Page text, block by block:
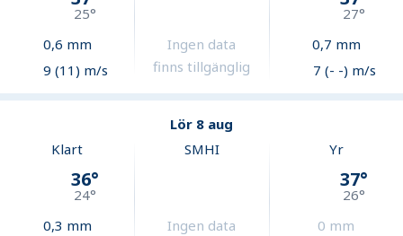
25°
0,6 mm
9 (11) m/s
Ingen data
finns tillgänglig
27°
0,7 mm
7 (- -) m/s
Lör 8 aug
Klart
36°
24°
0,3 mm
SMHI
Ingen data
Yr
37°
26°
0 mm